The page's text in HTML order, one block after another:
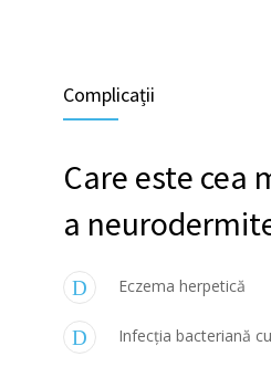
Complicații
Care este cea
a
Eczema herpetică
Infecția bacteriană